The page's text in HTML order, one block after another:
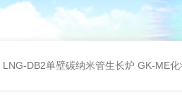
LNG-DB2单壁碳纳米管生长炉 GK-ME